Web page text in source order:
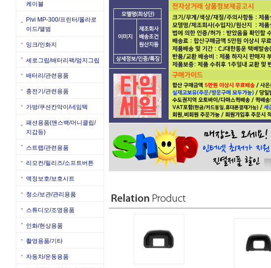
케이블
Pivi MP-300/프린터/폴라로
이드/앨범
잉크/인화지
세로그립/배터리팩/엄지그립
배터리/관련용품
충전기/관련용품
가방/쿠션칸막이/네임텍
패션용품(맨스백/머니클립/
지갑등)
스트랩/관련용품
리모컨/릴리즈/소프트버튼
액정보호/보호시트
청소/보관/관리용품
스튜디오/조명용품
인화/현상용품
촬영용품/기타
자동차/운동용품